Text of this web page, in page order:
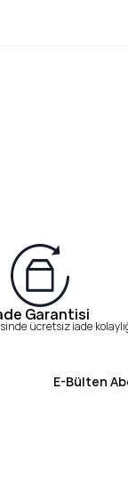
Garantisi
ücretsiz iade
E-Bülten